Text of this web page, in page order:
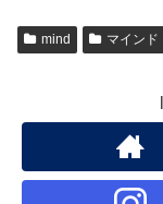
mind マインド